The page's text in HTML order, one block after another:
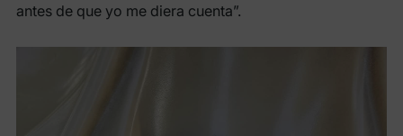
antes de que yo me diera cuenta”.